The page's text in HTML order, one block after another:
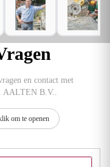
en contact met
AALTEN B.V..
om te openen